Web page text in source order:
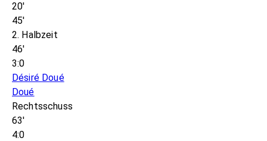
20'
45'
2. Halbzeit
46'
3:0
Désiré Doué
Doué
Rechtsschuss
63'
4:0